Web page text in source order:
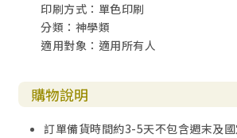
印刷方式：單色印刷
分類：神學類
適用對象：適用所有人
購物說明
訂單備貨時間約3-5天不包含週末及